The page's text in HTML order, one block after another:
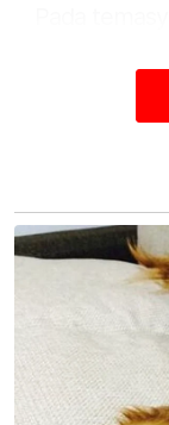
peringkat
Malaysia
perhitungan
Kumpulan
sudah
empat
Sementara